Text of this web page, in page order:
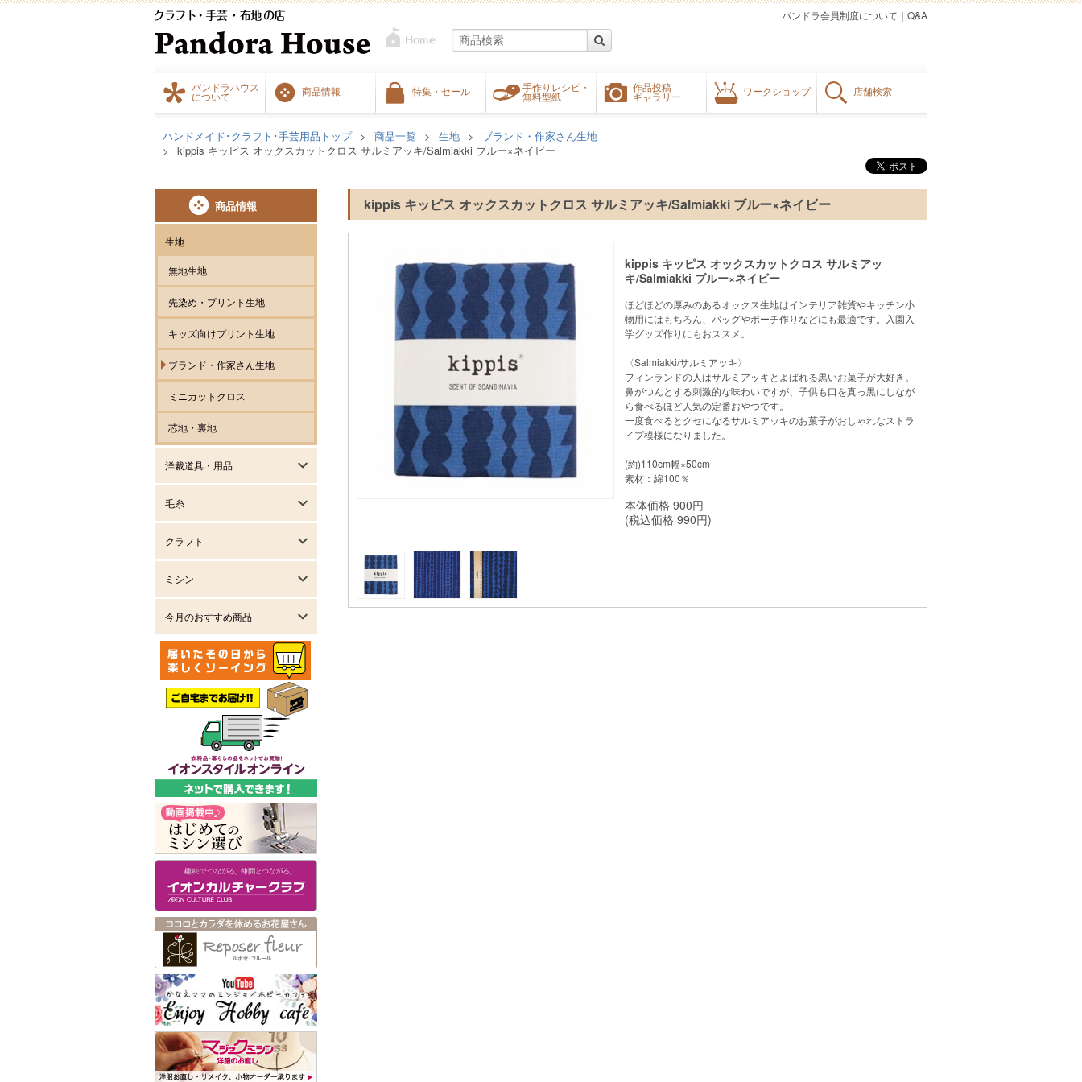
パンドラハウス
について
商品情報 特集・セール
手作りレシピ・
無料型紙
作品投稿
ギャラリー
ワークショップ 店舗検索
Q&A
｜
パンドラ会員制度について
ハンドメイド･クラフト･手芸用品トップ 商品一覧 生地
ブランド・作家さん生地
kippis キッピス オックスカットクロス サルミアッキ/Salmiakki ブルー×ネイビー
kippis キッピス オックスカットクロス サルミアッキ/Salmiakki ブルー×ネイビー
kippis キッピス オックスカットクロス サルミアッ
キ/Salmiakki ブルー×ネイビー
ほどほどの厚みのあるオックス生地はインテリア雑貨やキッチン小
物用にはもちろん、バッグやポーチ作りなどにも最適です。入園入
学グッズ作りにもおススメ。
〈Salmiakki/サルミアッキ〉
フィンランドの人はサルミアッキとよばれる黒いお菓子が大好き。
鼻がつんとする刺激的な味わいですが、子供も口を真っ黒にしなが
ら食べるほど人気の定番おやつです。
一度食べるとクセになるサルミアッキのお菓子がおしゃれなストラ
イプ模様になりました。
(約)110cm幅×50cm
素材：綿100％
本体価格 900円
(税込価格 990円)
商品情報
生地
無地生地
先染め・プリント生地
キッズ向けプリント生地
ブランド・作家さん生地
ミニカットクロス
芯地・裏地
洋裁道具・用品
毛糸
クラフト
ミシン
今月のおすすめ商品